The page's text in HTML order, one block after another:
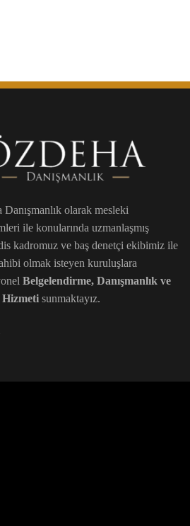
Danışmanlık olarak mesleki
ile konularında uzmanlaşmış
kadromuz ve baş denetçi ekibimiz ile
olmak isteyen kuruluşlara
Belgelendirme, Danışmanlık ve
sunmaktayız.